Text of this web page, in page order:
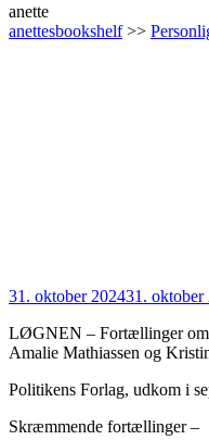
anette
anettesbookshelf>>
31. oktober 202431. oktober
LØGNEN – Fortællinger om
Amalie Mathiassen og
Politikens Forlag, udkom i
Skræmmende fortællinger –